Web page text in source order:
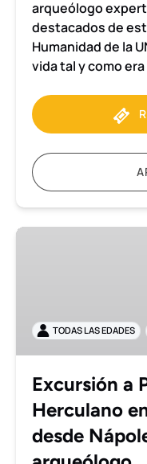
Misterios
arqueólogo
destacados de
Humanidad de la
vida tal y como
Excursión
grupo
desde
Nápoles
con
guía
TODAS LAS EDADES
Excursión a
Herculano
desde